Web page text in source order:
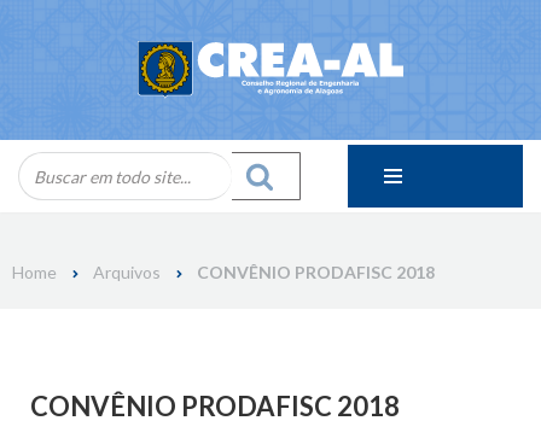
Home Arquivos CONVÊNIO PRODAFISC 2018
CONVÊNIO PRODAFISC 2018